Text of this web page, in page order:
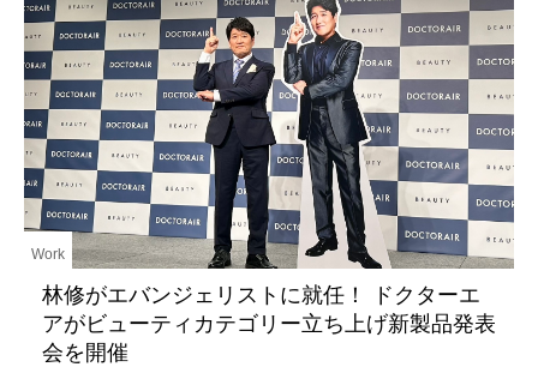
林修がエバンジェリストに就任！ ドクターエ
アがビューティカテゴリー立ち上げ新製品発表
会を開催
Work